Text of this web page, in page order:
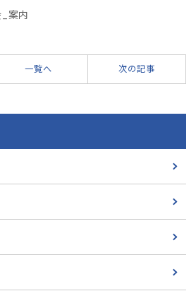
案内
一覧へ 次の記事